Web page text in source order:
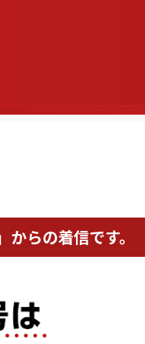
らの着信です。